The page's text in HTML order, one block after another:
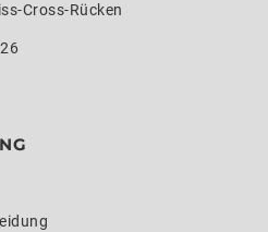
Cross-Rücken